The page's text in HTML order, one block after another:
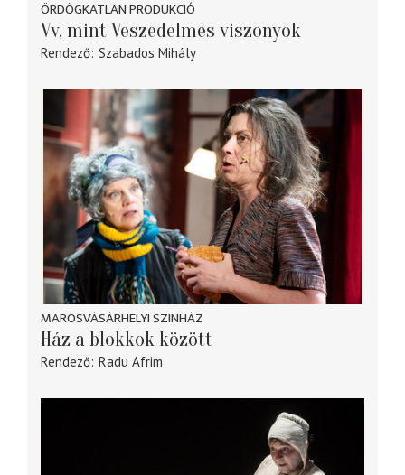
ÖRDÖGKATLAN PRODUKCIÓ
Vv, mint Veszedelmes viszonyok
Rendező Szabados Mihály
MAROSVÁSÁRHELYI SZINHÁZ
Ház a blokkok között
Rendező Radu Afrim